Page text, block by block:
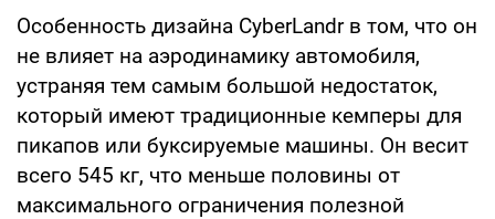
Особенность дизайна CyberLandr в том, что он
не влияет на аэродинамику автомобиля,
устраняя тем самым большой недостаток,
который имеют традиционные кемперы для
пикапов или буксируемые машины. Он весит
всего 545 кг, что меньше половины от
максимального ограничения полезной